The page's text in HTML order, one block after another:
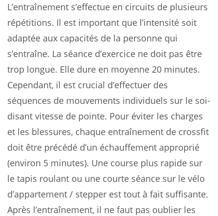
L’entraînement s’effectue en circuits de plusieurs
répétitions. Il est important que l’intensité soit
adaptée aux capacités de la personne qui
s’entraîne. La séance d’exercice ne doit pas être
trop longue. Elle dure en moyenne 20 minutes.
Cependant, il est crucial d’effectuer des
séquences de mouvements individuels sur le soi-
disant vitesse de pointe. Pour éviter les charges
et les blessures, chaque entraînement de crossfit
doit être précédé d’un échauffement approprié
(environ 5 minutes). Une course plus rapide sur
le tapis roulant ou une courte séance sur le vélo
d’appartement / stepper est tout à fait suffisante.
Après l’entraînement, il ne faut pas oublier les